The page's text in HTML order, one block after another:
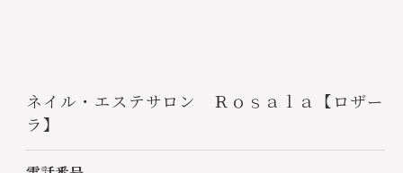
ネイル・エステサロン Ｒｏｓａｌａ【ロザー
ラ】